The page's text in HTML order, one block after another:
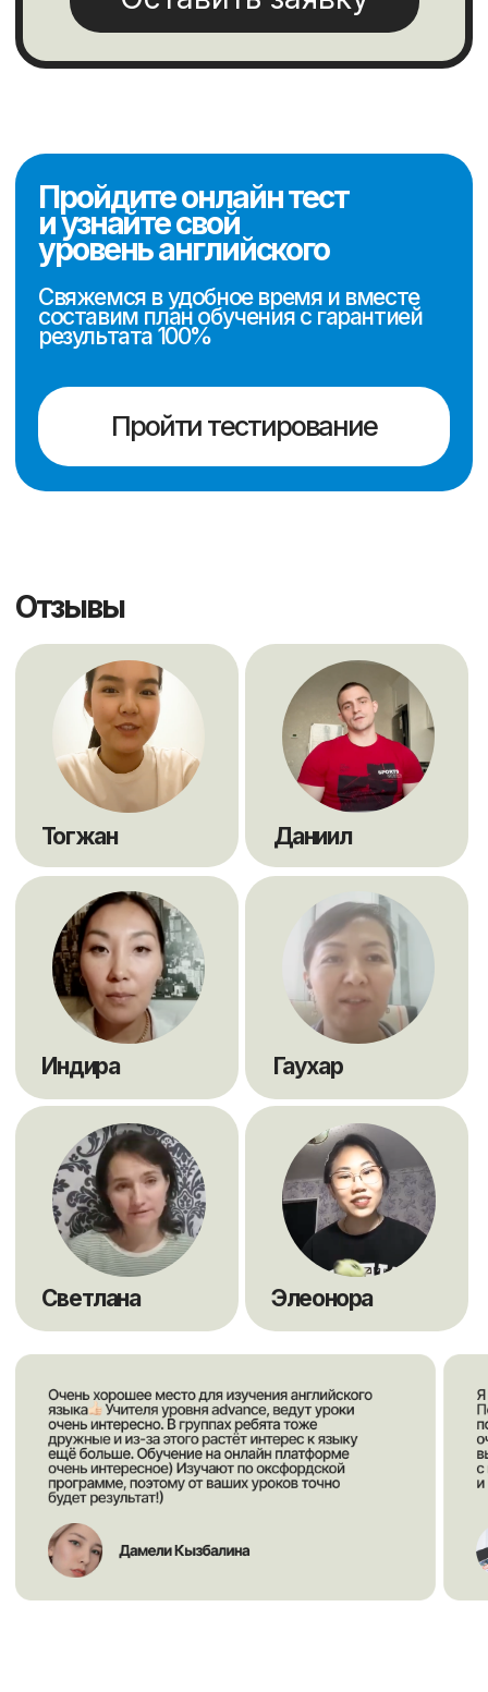
и готовим к IELTS с 2016
Перезвоните мне
Миссия компании
Корпоративным клиентам
Информация
Для подростков и взрослых
Онлайн курсы
Для детей
® "Scholarships" Свидетельство на товарный знак
№74549 от РГП «Национальный институт
интеллектуальной собственности» МЮ РК г.
Астана
Контакты
sales@scholarships.kz
+7 701 004 14 05